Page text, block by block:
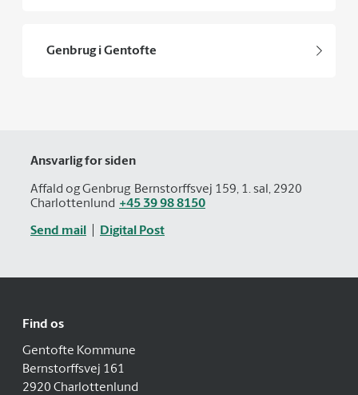
Genbrug i Gentofte
Ansvarlig for siden
Affald og Genbrug Bernstorffsvej 159, 1. sal, 2920
Charlottenlund +45 39 98 8150
Send mail Digital Post
Find os
Gentofte Kommune
Bernstorffsvej 161
2920 Charlottenlund